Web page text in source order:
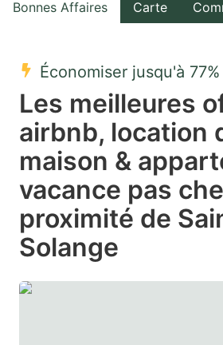
the
select
date.
Press
question
mark
key
Bonnes Affaires Carte
Économiser jusqu'à 77%
Les meilleures
airbnb, location
maison &
vacance pas
proximité de
Solange